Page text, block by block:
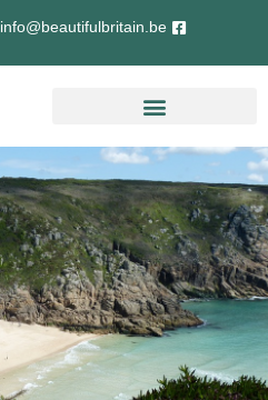
info@beautifulbritain.be